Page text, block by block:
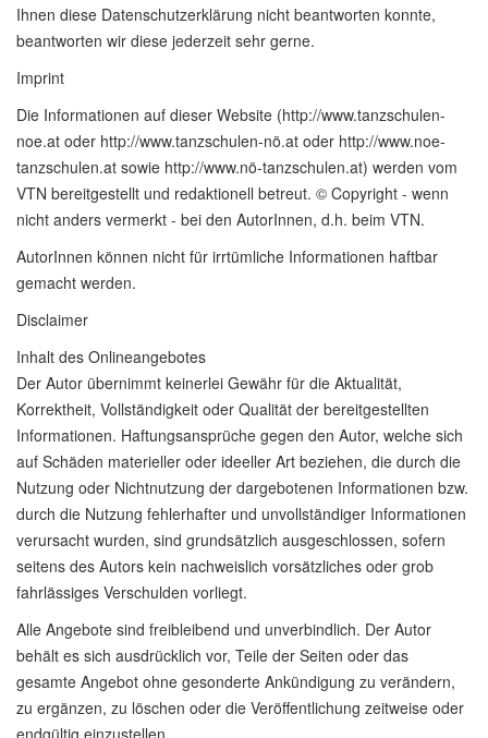
Ihnen diese Datenschutzerklärung nicht beantworten konnte,
beantworten wir diese jederzeit sehr gerne.
Imprint
Die Informationen auf dieser Website (http://www.tanzschulen-
noe.at oder http://www.tanzschulen-nö.at oder http://www.noe-
tanzschulen.at sowie http://www.nö-tanzschulen.at) werden vom
VTN bereitgestellt und redaktionell betreut. © Copyright - wenn
nicht anders vermerkt - bei den AutorInnen, d.h. beim VTN.
AutorInnen können nicht für irrtümliche Informationen haftbar
gemacht werden.
Disclaimer
Inhalt des Onlineangebotes
Der Autor übernimmt keinerlei Gewähr für die Aktualität,
Korrektheit, Vollständigkeit oder Qualität der bereitgestellten
Informationen. Haftungsansprüche gegen den Autor, welche sich
auf Schäden materieller oder ideeller Art beziehen, die durch die
Nutzung oder Nichtnutzung der dargebotenen Informationen bzw.
durch die Nutzung fehlerhafter und unvollständiger Informationen
verursacht wurden, sind grundsätzlich ausgeschlossen, sofern
seitens des Autors kein nachweislich vorsätzliches oder grob
fahrlässiges Verschulden vorliegt.
Alle Angebote sind freibleibend und unverbindlich. Der Autor
behält es sich ausdrücklich vor, Teile der Seiten oder das
gesamte Angebot ohne gesonderte Ankündigung zu verändern,
zu ergänzen, zu löschen oder die Veröffentlichung zeitweise oder
endgültig einzustellen.